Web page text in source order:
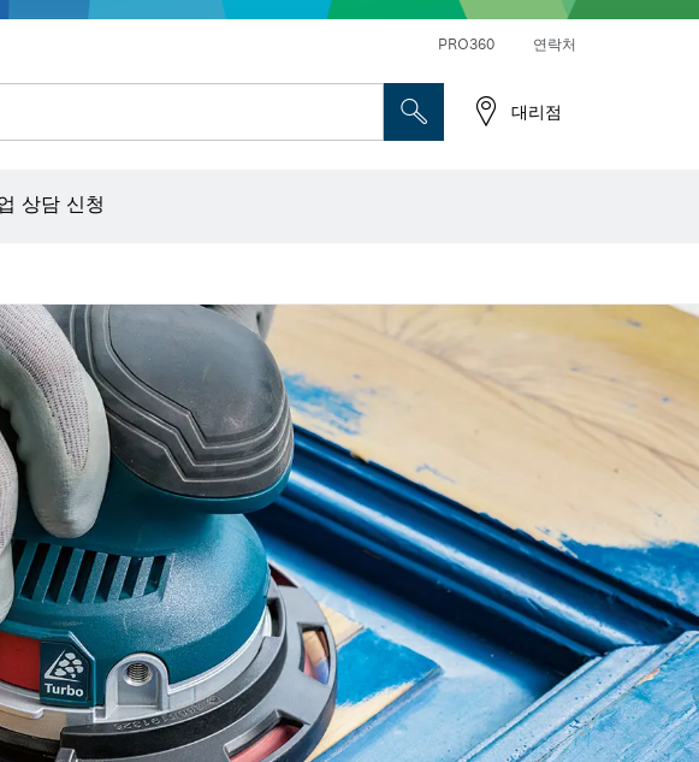
PRO360 연락처
대리점
상담 신청